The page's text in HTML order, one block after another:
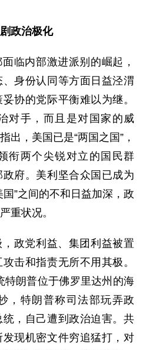
政治极化
临内部激进派别的崛起，
身份认同等方面日益泾渭
协的党际平衡难以为继。
对手，而且是对国家的威
出，美国已是“两国之国”，
衔两个尖锐对立的国民群
府。美利坚合众国已成为
”之间的不和日益加深，政
重状况。
政党利益、集团利益被置
击和指责无所不用其极。
特朗普位于佛罗里达州的海
，特朗普称司法部玩弄政
，自己遭到政治迫害。共
现机密文件穷追猛打，对